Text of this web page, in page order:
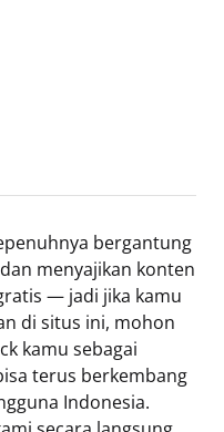
bergantung
menyajikan konten
— jadi jika kamu
di situs ini, mohon
kamu sebagai
terus berkembang
Indonesia.